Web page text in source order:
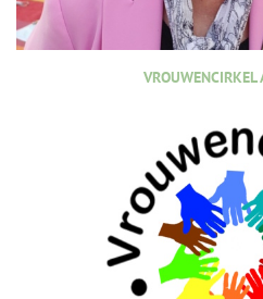
VROUWENCIRKEL